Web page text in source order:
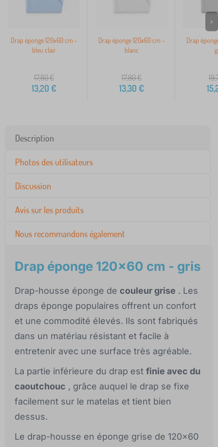
Drap éponge 120x60 cm -
bleu clair
17,80€
13,20 €
Drap éponge 120x60 cm -
blanc
17,80€
13,30 €
Drap
>
Description
Photos des utilisateurs
Discussion
Avis sur les produits
Nous recommandons également
Drap éponge 120x60 cm - gris
Drap-housse éponge de couleur grise . Les
draps éponge populaires offrent un confort
et une commodité élevés. Ils sont fabriqués
dans un matériau résistant et facile à
entretenir avec une surface très agréable.
La partie inférieure du drap est finie avec du
caoutchouc , grâce auquel le drap se fixe
facilement sur le matelas et tient bien
dessus.
Le drap-housse en éponge grise de 120x60